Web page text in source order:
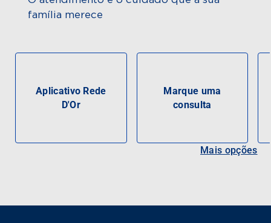
família merece
Aplicativo Rede
D'Or
Marque uma
consulta
Mais opções